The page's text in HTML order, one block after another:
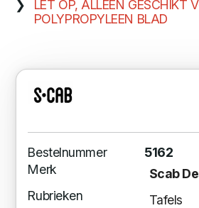
LET OP, ALLEEN GESCHIKT
POLYPROPYLEEN BLAD
Bestelnummer
5162
Merk
Scab
Rubrieken
Tafels